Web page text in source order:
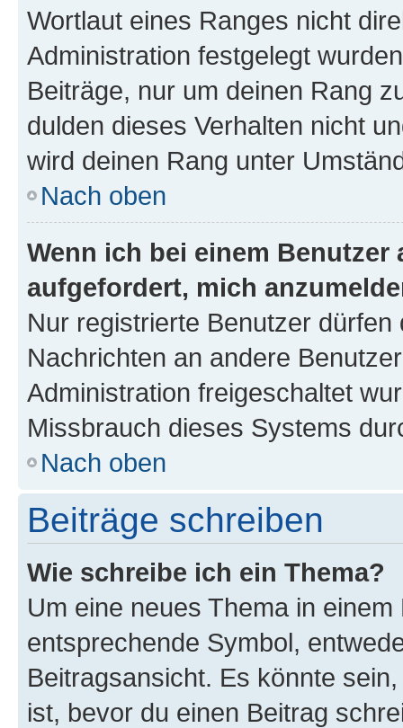
Wortlaut eines Ranges nicht
Administration festgelegt
Beiträge, nur um deinen Rang
dulden dieses Verhalten nicht
wird deinen Rang unter
Nach oben
Wenn ich bei einem
aufgefordert, mich
Nur registrierte Benutzer
Nachrichten an andere
Administration freigeschaltet
Missbrauch dieses Systems
Nach oben
Beiträge schreiben
Wie schreibe ich ein Thema?
Um eine neues Thema in
entsprechende Symbol,
Beitragsansicht. Es könnte
ist, bevor du einen Beitrag